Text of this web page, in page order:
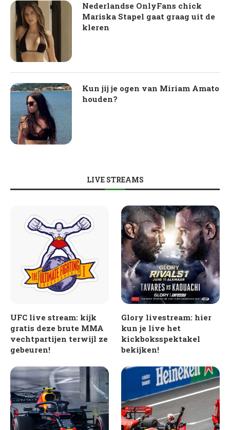
Nederlandse OnlyFans chick
Mariska Stapel gaat graag uit de
kleren
Kun jij je ogen van Miriam Amato
houden?
LIVE STREAMS
UFC live stream: kijk
gratis deze brute MMA
vechtpartijen terwijl ze
gebeuren!
Glory livestream: hier
kun je live het
kickboksspektakel
bekijken!